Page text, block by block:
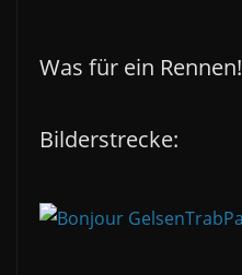
Was für ein Rennen!
Bilderstrecke: